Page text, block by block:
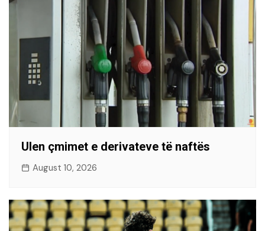
Ulen çmimet e derivateve të naftës
August 10, 2026